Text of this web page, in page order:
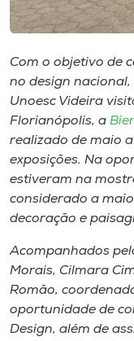
Museu
Unoesc
Store
Selecione
o idioma
A+
A-
Com o objetivo de
no design
Unoesc Videira
Florianópolis, a
realizado de maio
exposições. Na
estiveram na
considerado a
decoração e
Acompanhados
Morais, Cilmara
Romão,
oportunidade de
Design, além de